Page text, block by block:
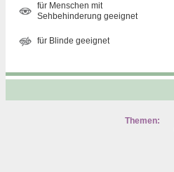
für Menschen mit
Sehbehinderung geeignet
für Blinde geeignet
Themen: